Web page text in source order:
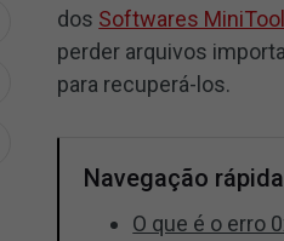
dos Softwares MiniTool
perder arquivos
para recuperá-los.
Navegação
O que é o erro